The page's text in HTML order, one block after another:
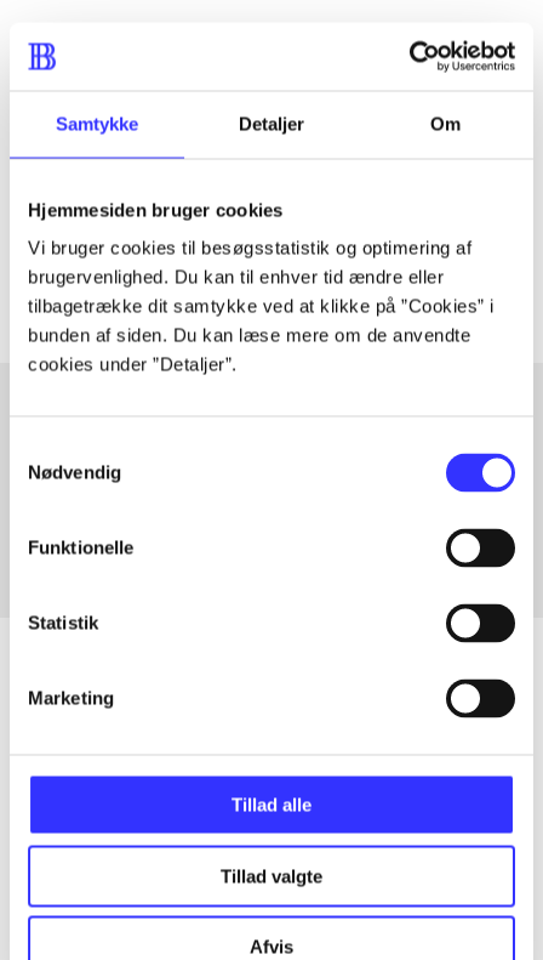
Samtykke Detaljer Om
Hjemmesiden bruger cookies
Vi bruger cookies til besøgsstatistik og optimering af
brugervenlighed. Du kan til enhver tid ændre eller
tilbagetrække dit samtykke ved at klikke på ”Cookies” i
bunden af siden. Du kan læse mere om de anvendte
cookies under ”Detaljer”.
Nødvendig
Funktionelle
Statistik
Marketing
Tillad alle
Tillad valgte
Afvis
Tidsskrift
Tidsskrift
Artiklerne ihandler ofte om
Artikler med samme emner
Alle registrerede artikler fordelt på udgivelser
...
...